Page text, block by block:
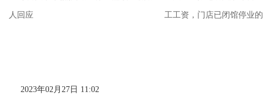
工工资，门店已闭馆停业
2023年02月27日 11:02